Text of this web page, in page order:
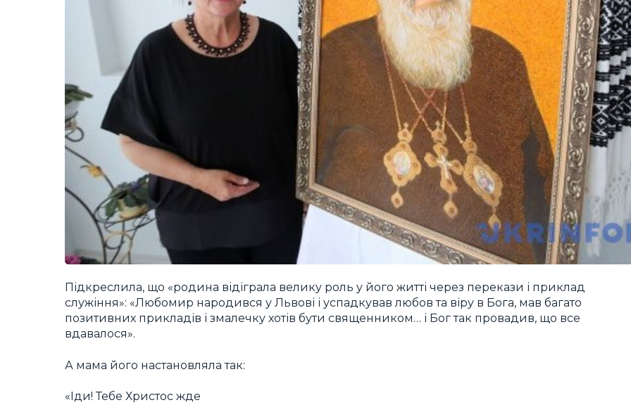
Підкреслила, що «родина відіграла велику роль у його житті через перекази і приклад
служіння»: «Любомир народився у Львові і успадкував любов та віру в Бога, мав багато
позитивних прикладів і змалечку хотів бути священником… і Бог так провадив, що все
вдавалося».
А мама його настановляла так:
«Іди! Тебе Христос жде